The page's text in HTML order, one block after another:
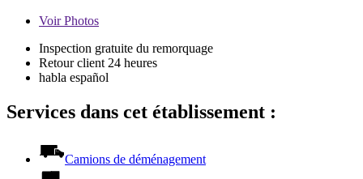
VoirPhotos
Inspection gratuite du remorquage
Retour client 24 heures
habla español
Services dans cet établissement :
Camions de déménagement